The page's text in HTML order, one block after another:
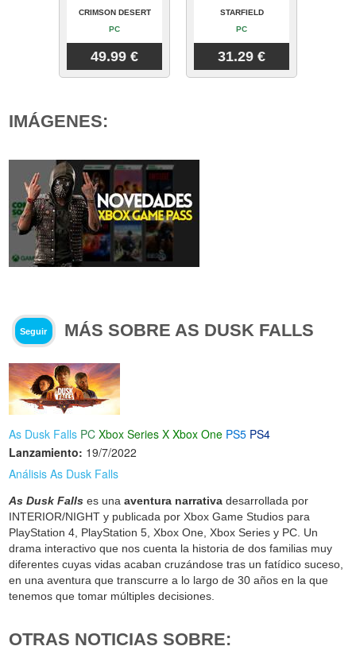
CRIMSON DESERT
PC
49.99 €
STARFIELD
PC
31.29 €
IMÁGENES:
Seguir MÁS SOBRE AS DUSK FALLS
As Dusk Falls PC Xbox Series X Xbox One PS5 PS4
Lanzamiento: 19/7/2022
Análisis As Dusk Falls
As Dusk Falls es unaaventura narrativa desarrollada por
INTERIOR/NIGHT y publicada por Xbox Game Studios para
PlayStation 4, PlayStation 5, Xbox One, Xbox Series y PC. Un
drama interactivo que nos cuenta la historia de dos familias muy
diferentes cuyas vidas acaban cruzándose tras un fatídico suceso,
en una aventura que transcurre a lo largo de 30 años en la que
tenemos que tomar múltiples decisiones.
OTRAS NOTICIAS SOBRE: